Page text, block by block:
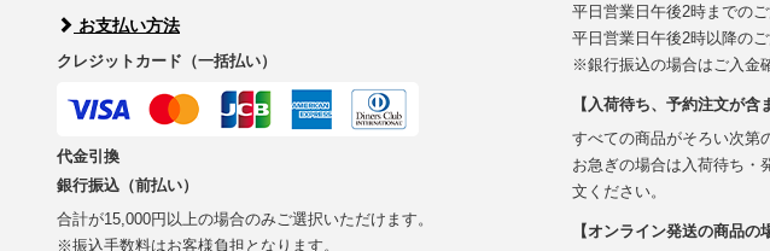
お支払い方法
クレジットカード（一括払い）
代金引換
銀行振込（前払い）
合計が15,000円以上の場合のみご選択いただけます。
※振込手数料はお客様負担となります。
平日営業日午後2時までの
平日営業日午後2時以降の
※銀行振込の場合はご入金
【入荷待ち、予約注文が含
すべての商品がそろい次第
お急ぎの場合は入荷待ち・
文ください。
【オンライン発送の商品の